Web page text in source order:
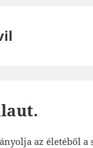
az életéből a